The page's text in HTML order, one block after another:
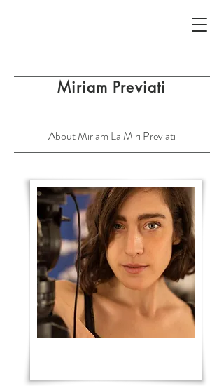
Miriam Previati
About Miriam La Miri Previati